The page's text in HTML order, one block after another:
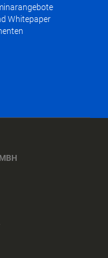
Whitepaper